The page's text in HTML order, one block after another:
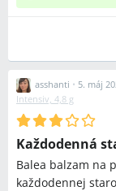
asshanti • 5. máj
Intensiv, 4,8 g
Každodenná
Balea balzam na
každodennej